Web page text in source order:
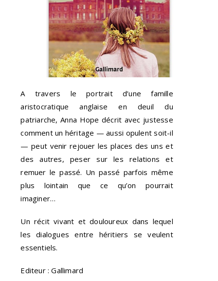
A travers le portrait d’une famille
aristocratique anglaise en deuil du
patriarche, Anna Hope décrit avec justesse
comment un héritage — aussi opulent soit-il
— peut venir rejouer les places des uns et
des autres, peser sur les relations et
remuer le passé. Un passé parfois même
plus lointain que ce qu’on pourrait
imaginer…
Un récit vivant et douloureux dans lequel
les dialogues entre héritiers se veulent
essentiels.
Editeur : Gallimard